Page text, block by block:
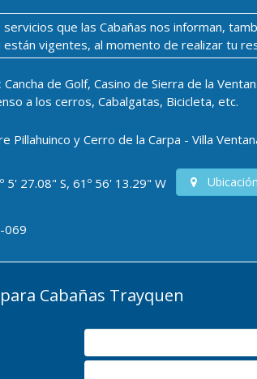
que las Cabañas nos informan,
vigentes, al momento de realizar tu
Cancha de Golf, Casino de Sierra de la
a los cerros, Cabalgatas, Bicicleta, etc.
Pillahuinco y Cerro de la Carpa - Villa
5' 27.08" S, 61º 56' 13.29" W
069
Cabañas Trayquen